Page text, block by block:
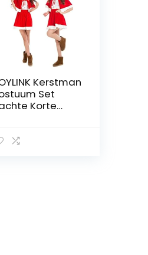
Kerstman
Set
Korte
voor Kerst